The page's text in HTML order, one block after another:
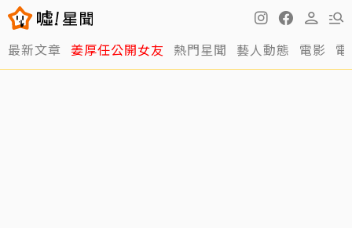
最新文章 姜厚任公開女友 熱門星聞 藝人動態 電影